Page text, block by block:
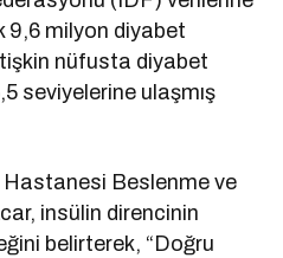
9,6 milyon diyabet
nüfusta diyabet
seviyelerine ulaşmış
Beslenme ve
insülin direncinin
belirterek, “Doğru